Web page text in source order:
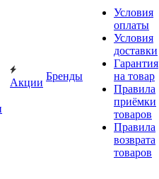
Акции
Бренды
Условия
оплаты
Условия
доставки
Гарантия
на товар
Правила
приёмки
товаров
Правила
возврата
товаров